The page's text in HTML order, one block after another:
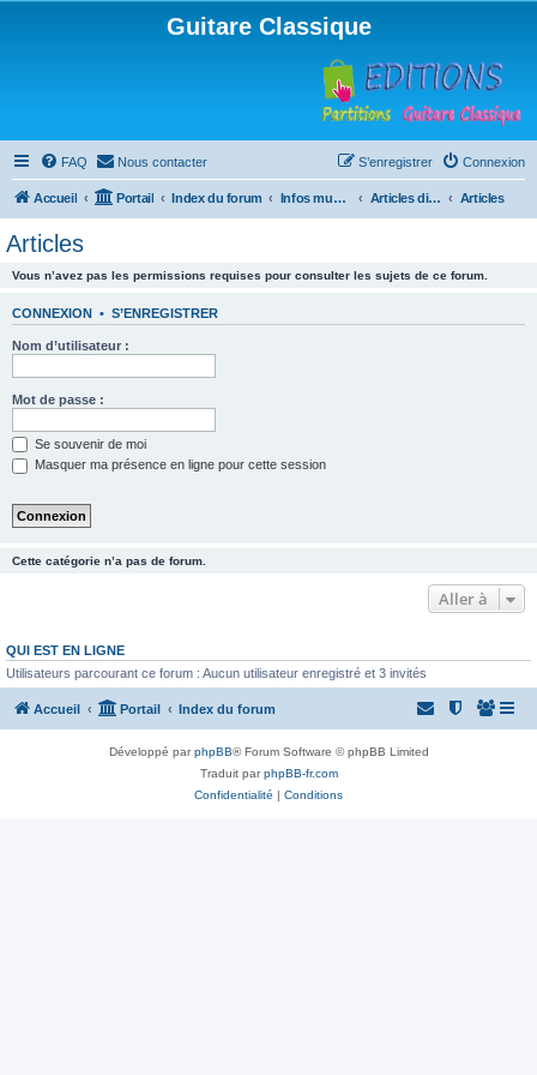
Guitare Classique
FAQ Nous contacter Connexion
S’enregistrer
Accueil Portail Index du forum Infos musicales Articles divers Articles
Articles
Vous n’avez pas les permissions requises pour consulter les sujets de ce forum.
CONNEXION • S’ENREGISTRER
Nom d’utilisateur :
Mot de passe :
Se souvenir de moi
Masquer ma présence en ligne pour cette session
Cette catégorie n’a pas de forum.
Aller à
QUI EST EN LIGNE
Utilisateurs parcourant ce forum : Aucun utilisateur enregistré et 3 invités
Accueil Portail Index du forum
Développé parphpBB® Forum Software © phpBB Limited
Traduit parphpBB-fr.com
Confidentialité | Conditions